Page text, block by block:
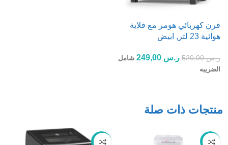
فرن كهربائي هومر مع قلاية
هوائية 23 لتر, ابيض
ر.س520,00 ر.س
شامل
الضريبه
منتجات ذات صلة
-27%
-42%